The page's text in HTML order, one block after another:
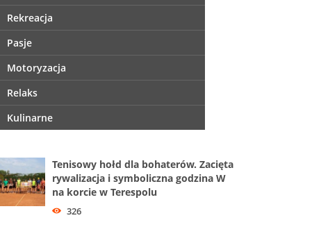
Rekreacja
Pasje
Motoryzacja
Relaks
Kulinarne
Tenisowy hołd dla bohaterów. Zacięta
rywalizacja i symboliczna godzina W
na korcie w Terespolu
326